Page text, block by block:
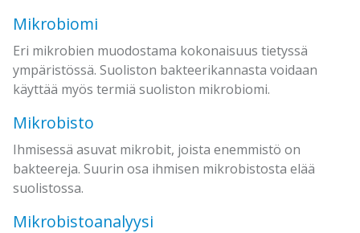
Mikrobiomi
Eri mikrobien muodostama kokonaisuus tietyssä
ympäristössä. Suoliston bakteerikannasta voidaan
käyttää myös termiä suoliston mikrobiomi.
Mikrobisto
Ihmisessä asuvat mikrobit, joista enemmistö on
bakteereja. Suurin osa ihmisen mikrobistosta elää
suolistossa.
Mikrobistoanalyysi